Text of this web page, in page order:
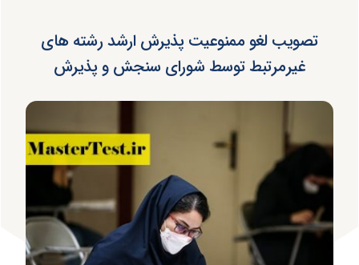
تصویب لغو ممنوعیت پذیرش ارشد رشته های
غیرمرتبط توسط شورای سنجش و پذیرش